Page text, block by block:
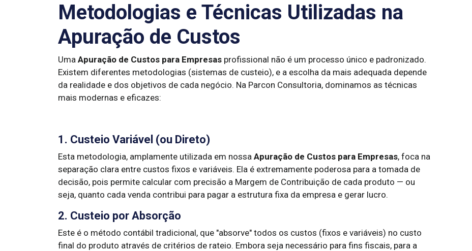
Metodologias e Técnicas Utilizadas na
Apuração de Custos
Uma Apuração de Custos para Empresas profissional não é um processo único e padronizado.
Existem diferentes metodologias (sistemas de custeio), e a escolha da mais adequada depende
da realidade e dos objetivos de cada negócio. Na Parcon Consultoria, dominamos as técnicas
mais modernas e eficazes:
1. Custeio Variável (ou Direto)
Esta metodologia, amplamente utilizada em nossa Apuração de Custos para Empresas, foca na
separação clara entre custos fixos e variáveis. Ela é extremamente poderosa para a tomada de
decisão, pois permite calcular com precisão a Margem de Contribuição de cada produto — ou
seja, quanto cada venda contribui para pagar a estrutura fixa da empresa e gerar lucro.
2. Custeio por Absorção
Este é o método contábil tradicional, que "absorve" todos os custos (fixos e variáveis) no custo
final do produto através de critérios de rateio. Embora seja necessário para fins fiscais, para a